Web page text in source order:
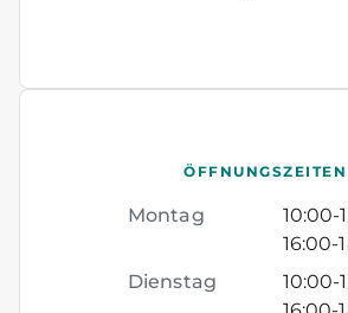
ÖFFNUNGSZEITEN
Montag 10:00-
16:00-
Dienstag
10:00-